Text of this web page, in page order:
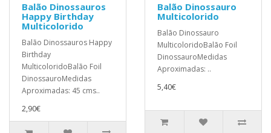
Balão Dinossauros
Happy Birthday
Multicolorido
Balão Dinossauros Happy
Birthday
MulticoloridoBalão Foil
DinossauroMedidas
Aproximadas: 45 cms..
2,90€
Balão Dinossauro
Multicolorido
Balão Dinossauro
MulticoloridoBalão Foil
DinossauroMedidas
Aproximadas: ..
5,40€